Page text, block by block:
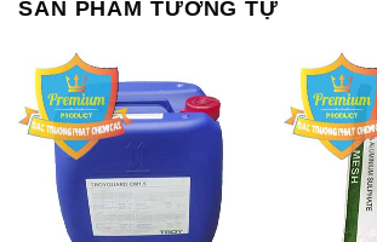
SẢN PHẨM TƯƠNG TỰ